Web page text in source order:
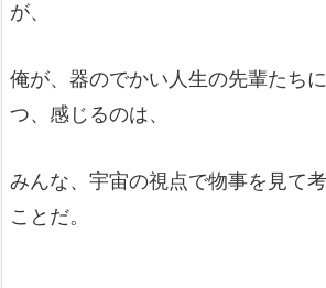
が、
俺が、器のでかい人生の先輩たち
つ、感じるのは、
みんな、宇宙の視点で物事を見て
ことだ。